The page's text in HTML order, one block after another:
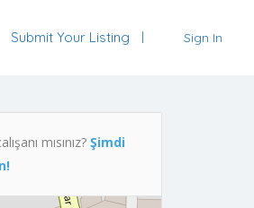
Sign In
Submit Your Listing
mısınız? Şimdi